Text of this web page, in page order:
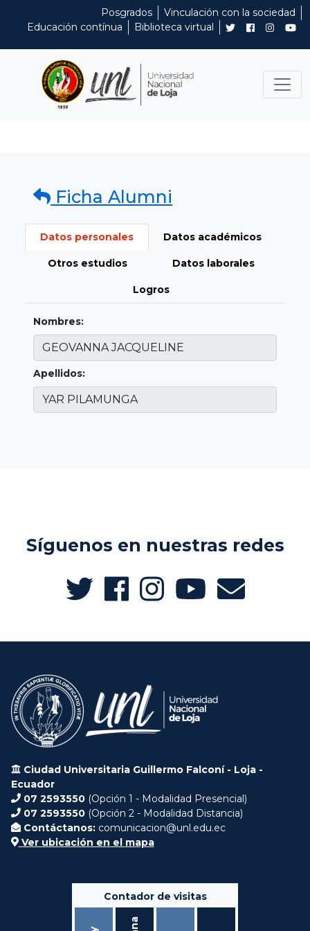
Posgrados
Vinculación con la sociedad
Educación contínua
Biblioteca virtual
Ficha Alumni
Datos personales Datos académicos
Otros estudios Datos laborales
Logros
Nombres:
Apellidos:
Síguenos en nuestras redes
Ciudad Universitaria Guillermo Falconí - Loja -
Ecuador
07 2593550 (Opción 1 - Modalidad Presencial)
07 2593550 (Opción 2 - Modalidad Distancia)
Contáctanos: comunicacion@unl.edu.ec
Ver ubicación en el mapa
Contador de visitas